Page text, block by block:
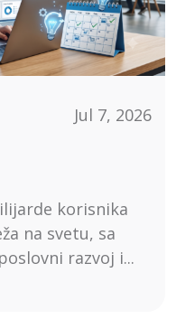
Jul 7, 2026
korisnika
na svetu, sa
razvoj i...